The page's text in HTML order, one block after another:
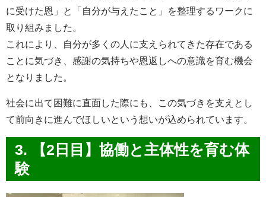
に受けた恩」と「自分が与えたこと」を整理するワークに
取り組みました。
これにより、自分が多くの人に支えられてきた存在である
ことに気づき、感謝の気持ちや恩返しへの意識を育む機会
となりました。
社会に出て困難に直面した際にも、この気づきを支えとし
て前向きに進んでほしいという想いが込められています。
3. 【2日目】協働と主体性を育む体
験